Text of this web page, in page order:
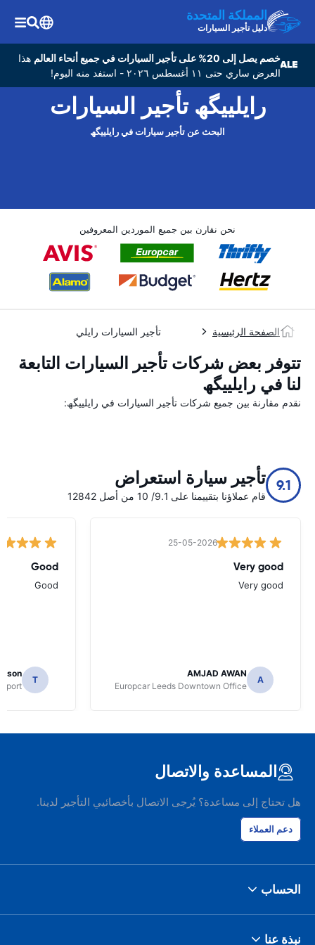
المملكة المتحدة
دليل تأجير السيارات
خصم يصل إلى 20% على تأجير السيارات في جميع أنحاء العالم
هذا
العرض ساري حتى ١١ أغسطس ٢٠٢٦ - استفد منه اليوم!
رایلییگھ تأجير السيارات
البحث عن تأجير سيارات في رایلییگھ
نحن نقارن بين جميع الموردين المعروفين
الصفحة الرئيسية تأجير السيارات رايلي
تتوفر بعض شركات تأجير السيارات التابعة
لنا في رایلییگھ
نقدم مقارنة بين جميع شركات تأجير السيارات في رایلییگھ:
9.1 تأجير سيارة استعراض
قام عملاؤنا بتقييمنا على 9.1/ 10 من أصل 12842
25-05-2026
Very good
Very good
A
AMJAD AWAN
Europcar Leeds Downtown Office
Good
Good
T
المساعدة والاتصال
هل تحتاج إلى مساعدة؟ يُرجى الاتصال بأخصائيي التأجير لدينا.
دعم العملاء
الحساب
نبذة عنا